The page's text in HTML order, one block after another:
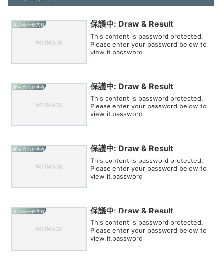
組み合わせ共有 保護中: Draw & Result
This content is password protected.
Please enter your password below to
view it.password
組み合わせ共有 保護中: Draw & Result
This content is password protected.
Please enter your password below to
view it.password
組み合わせ共有 保護中: Draw & Result
This content is password protected.
Please enter your password below to
view it.password
組み合わせ共有 保護中: Draw & Result
This content is password protected.
Please enter your password below to
view it.password